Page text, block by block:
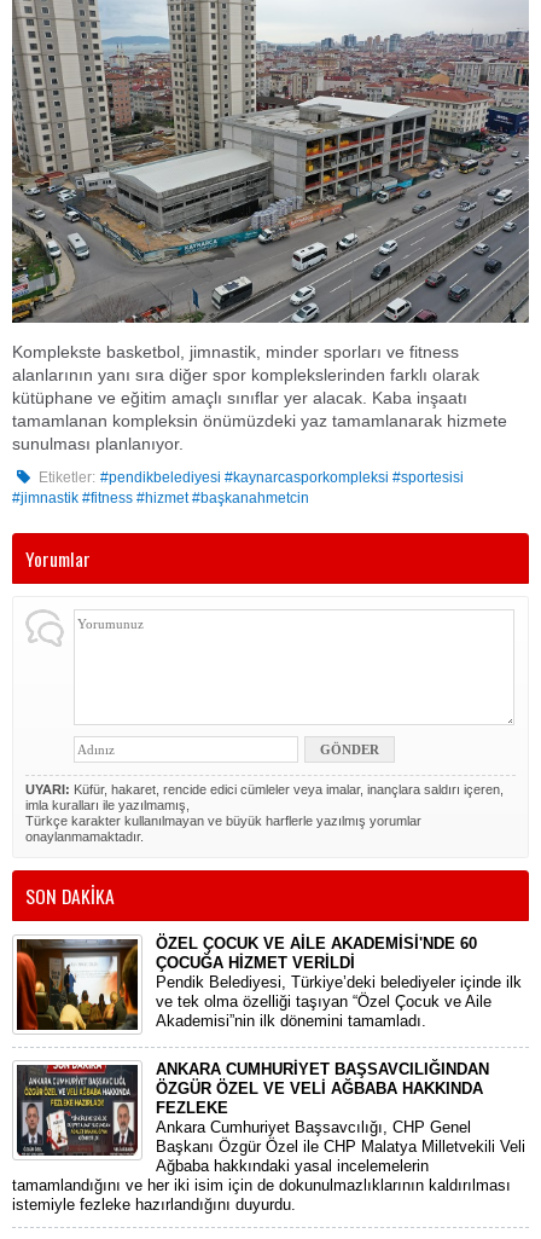
Komplekste basketbol, jimnastik, minder sporları ve fitness
alanlarının yanı sıra diğer spor komplekslerinden farklı olarak
kütüphane ve eğitim amaçlı sınıflar yer alacak. Kaba inşaatı
tamamlanan kompleksin önümüzdeki yaz tamamlanarak hizmete
sunulması planlanıyor.
Etiketler: #pendikbelediyesi #kaynarcasporkompleksi #sportesisi
#jimnastik #fitness #hizmet #başkanahmetcin
Yorumlar
UYARI: Küfür, hakaret, rencide edici cümleler veya imalar, inançlara saldırı içeren,
imla kuralları ile yazılmamış,
Türkçe karakter kullanılmayan ve büyük harflerle yazılmış yorumlar
onaylanmamaktadır.
SON DAKİKA
ÖZEL ÇOCUK VE AİLE AKADEMİSİ'NDE 60
ÇOCUĞA HİZMET VERİLDİ
Pendik Belediyesi, Türkiye’deki belediyeler içinde ilk
ve tek olma özelliği taşıyan “Özel Çocuk ve Aile
Akademisi”nin ilk dönemini tamamladı.
ANKARA CUMHURİYET BAŞSAVCILIĞINDAN
ÖZGÜR ÖZEL VE VELİ AĞBABA HAKKINDA
FEZLEKE
​Ankara Cumhuriyet Başsavcılığı, CHP Genel
Başkanı Özgür Özel ile CHP Malatya Milletvekili Veli
Ağbaba hakkındaki yasal incelemelerin
tamamlandığını ve her iki isim için de dokunulmazlıklarının kaldırılması
istemiyle fezleke hazırlandığını duyurdu.